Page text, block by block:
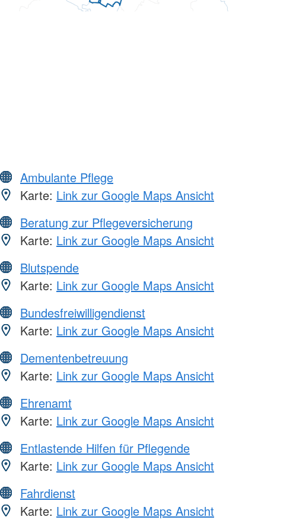
Ambulante Pflege
Karte: Link zur Google Maps Ansicht
Beratung zur Pflegeversicherung
Karte: Link zur Google Maps Ansicht
Blutspende
Karte: Link zur Google Maps Ansicht
Bundesfreiwilligendienst
Karte: Link zur Google Maps Ansicht
Dementenbetreuung
Karte: Link zur Google Maps Ansicht
Ehrenamt
Karte: Link zur Google Maps Ansicht
Entlastende Hilfen für Pflegende
Karte: Link zur Google Maps Ansicht
Fahrdienst
Karte: Link zur Google Maps Ansicht